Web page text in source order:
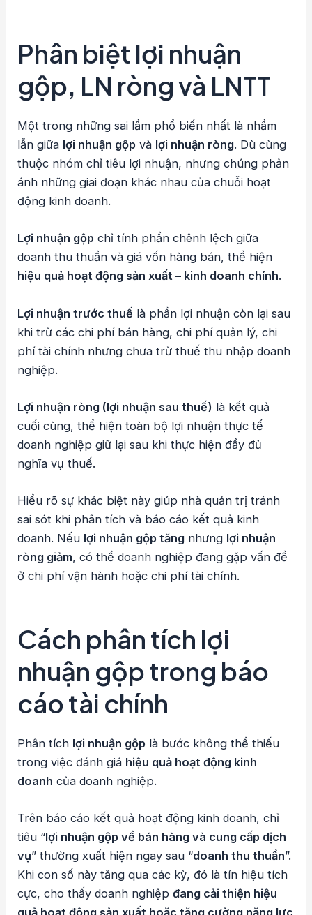
Phân biệt lợi nhuận
gộp, LN ròng và LNTT
Một trong những sai lầm phổ biến nhất là nhầm
lẫn giữa lợi nhuận gộp và lợi nhuận ròng. Dù cùng
thuộc nhóm chỉ tiêu lợi nhuận, nhưng chúng phản
ánh những giai đoạn khác nhau của chuỗi hoạt
động kinh doanh.
Lợi nhuận gộp chỉ tính phần chênh lệch giữa
doanh thu thuần và giá vốn hàng bán, thể hiện
hiệu quả hoạt động sản xuất – kinh doanh chính.
Lợi nhuận trước thuế là phần lợi nhuận còn lại sau
khi trừ các chi phí bán hàng, chi phí quản lý, chi
phí tài chính nhưng chưa trừ thuế thu nhập doanh
nghiệp.
Lợi nhuận ròng (lợi nhuận sau thuế) là kết quả
cuối cùng, thể hiện toàn bộ lợi nhuận thực tế
doanh nghiệp giữ lại sau khi thực hiện đầy đủ
nghĩa vụ thuế.
Hiểu rõ sự khác biệt này giúp nhà quản trị tránh
sai sót khi phân tích và báo cáo kết quả kinh
doanh. Nếu lợi nhuận gộp tăng nhưng lợi nhuận
ròng giảm, có thể doanh nghiệp đang gặp vấn đề
ở chi phí vận hành hoặc chi phí tài chính.
Cách phân tích lợi
nhuận gộp trong báo
cáo tài chính
Phân tích lợi nhuận gộp là bước không thể thiếu
trong việc đánh giá hiệu quả hoạt động kinh
doanh của doanh nghiệp.
Trên báo cáo kết quả hoạt động kinh doanh, chỉ
tiêu “lợi nhuận gộp về bán hàng và cung cấp dịch
vụ” thường xuất hiện ngay sau “doanh thu thuần”.
Khi con số này tăng qua các kỳ, đó là tín hiệu tích
cực, cho thấy doanh nghiệpđang cải thiện hiệu